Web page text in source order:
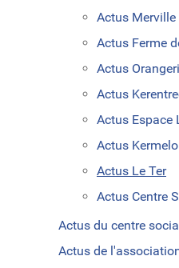
Actus Merville
Actus Ferme
Actus
Actus
Actus Espace
Actus Kermelo
Actus Le Ter
Actus Centre
Actus du centre
Actus de